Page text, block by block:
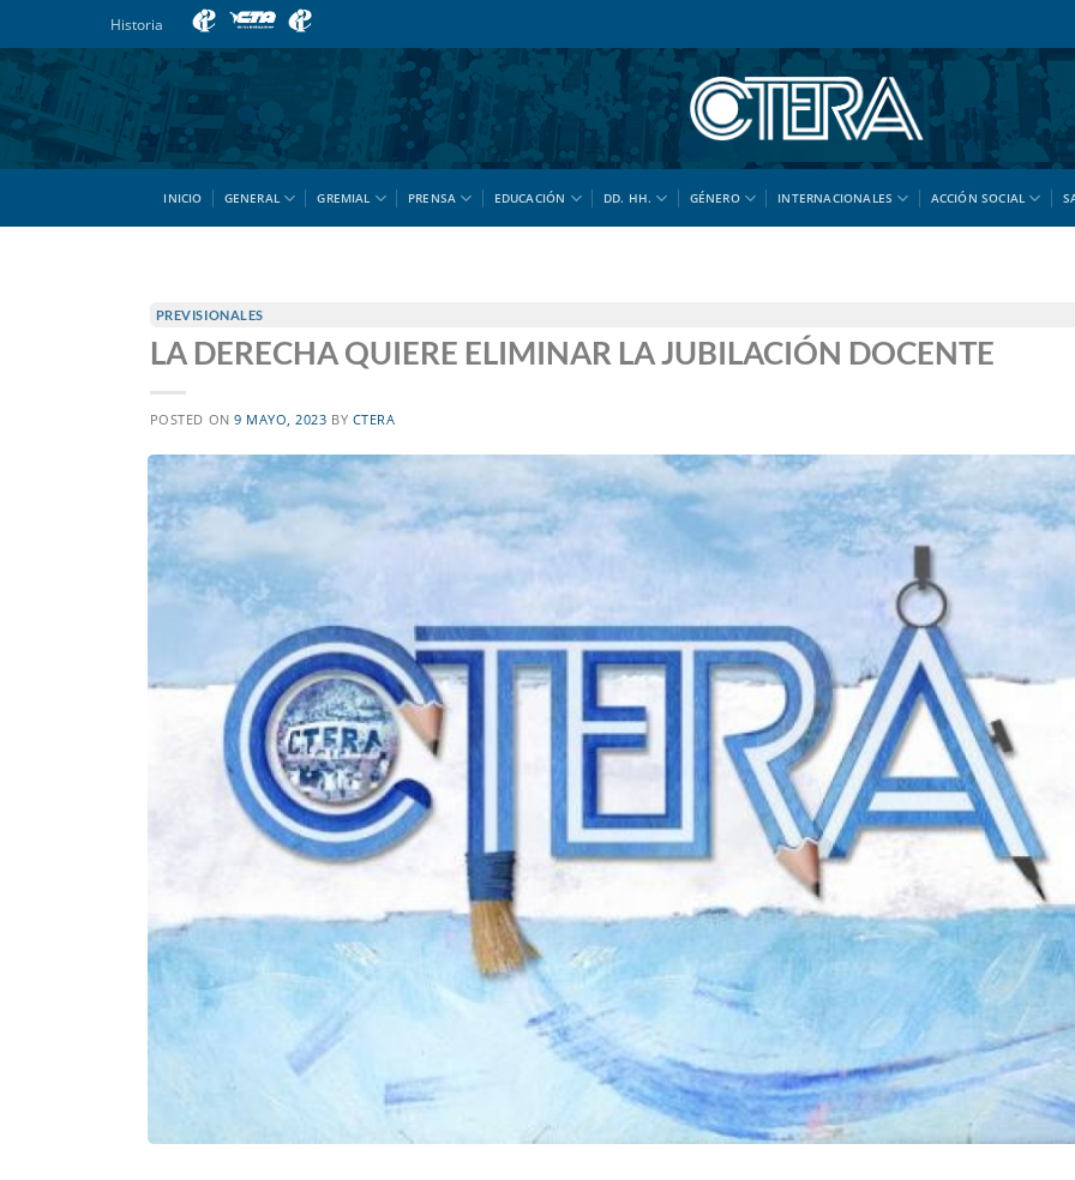
al
contenido
Historia
INICIO GENERAL GREMIAL PRENSA EDUCACIÓN DD. HH. GÉNERO INTERNACIONALES ACCIÓN SOCIAL
PREVISIONALES
LA DERECHA QUIERE ELIMINAR LA JUBILACIÓN DOCENTE
POSTED ON9 MAYO, 2023 BY CTERA